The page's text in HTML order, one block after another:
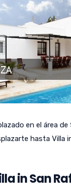
en el área de
hasta Villa
in San